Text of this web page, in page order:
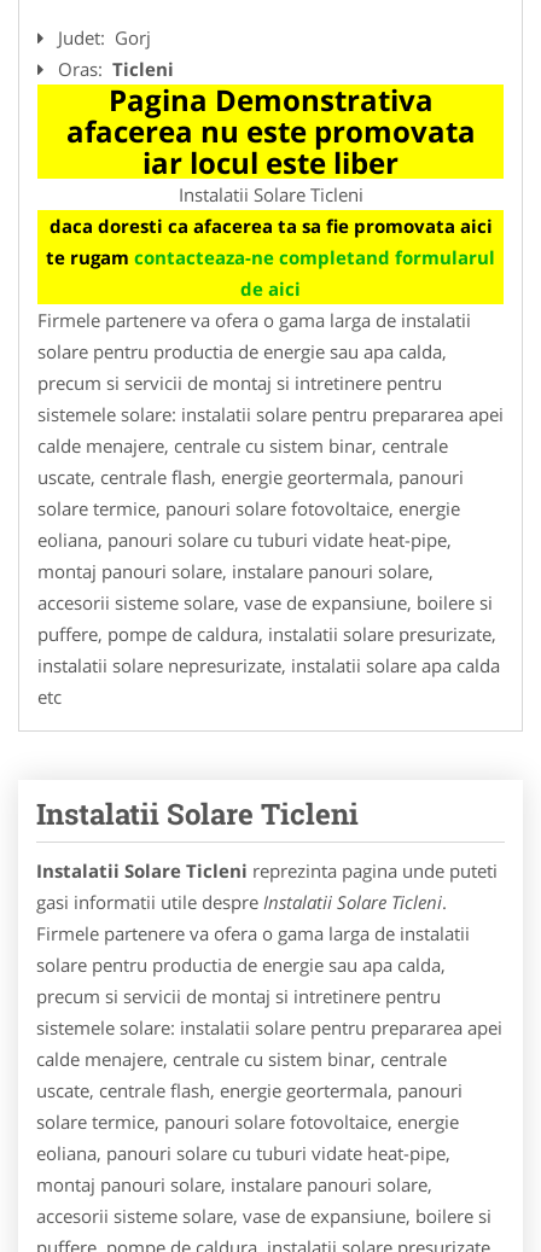
Judet: Gorj
Oras: Ticleni
Pagina Demonstrativa
afacerea nu este promovata
iar locul este liber
Instalatii Solare Ticleni
daca doresti ca afacerea ta sa fie promovata aici
te rugam contacteaza-ne completand formularul
de aici
Firmele partenere va ofera o gama larga de instalatii
solare pentru productia de energie sau apa calda,
precum si servicii de montaj si intretinere pentru
sistemele solare: instalatii solare pentru prepararea apei
calde menajere, centrale cu sistem binar, centrale
uscate, centrale flash, energie geortermala, panouri
solare termice, panouri solare fotovoltaice, energie
eoliana, panouri solare cu tuburi vidate heat-pipe,
montaj panouri solare, instalare panouri solare,
accesorii sisteme solare, vase de expansiune, boilere si
puffere, pompe de caldura, instalatii solare presurizate,
instalatii solare nepresurizate, instalatii solare apa calda
etc
Instalatii Solare Ticleni
Instalatii Solare Ticleni reprezinta pagina unde puteti
gasi informatii utile despre Instalatii Solare Ticleni.
Firmele partenere va ofera o gama larga de instalatii
solare pentru productia de energie sau apa calda,
precum si servicii de montaj si intretinere pentru
sistemele solare: instalatii solare pentru prepararea apei
calde menajere, centrale cu sistem binar, centrale
uscate, centrale flash, energie geortermala, panouri
solare termice, panouri solare fotovoltaice, energie
eoliana, panouri solare cu tuburi vidate heat-pipe,
montaj panouri solare, instalare panouri solare,
accesorii sisteme solare, vase de expansiune, boilere si
puffere, pompe de caldura, instalatii solare presurizate,